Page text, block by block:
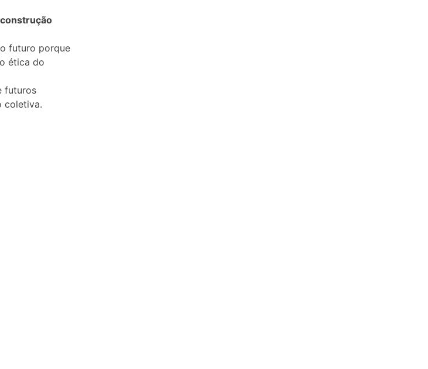
futuro porque
ética do
futuros
coletiva.